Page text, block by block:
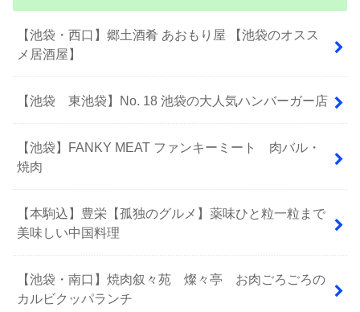
【池袋・西口】郷土酒肴 あおもり屋 【池袋のオスス
メ居酒屋】
【池袋 東池袋】No. 18 池袋の大人気ハンバーガー店
【池袋】FANKY MEAT ファンキーミート 肉バル・
焼肉
【本駒込】豊栄【孤独のグルメ】薬味ひと粒一粒まで
美味しい中国料理
【池袋・南口】焼肉叙々苑 燦々亭 お肉ごろごろの
カルビクッパランチ